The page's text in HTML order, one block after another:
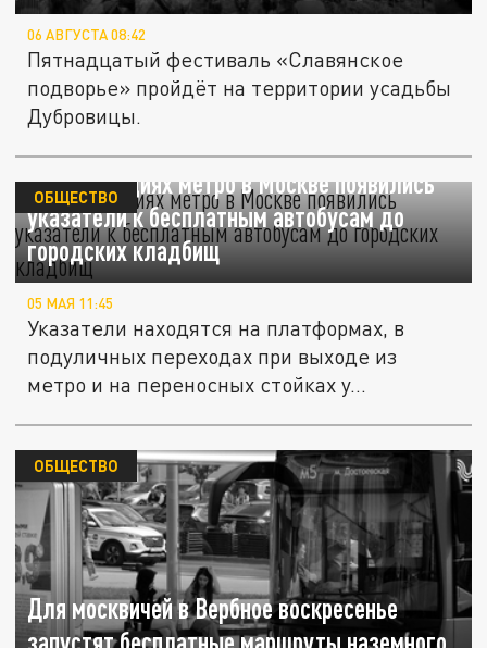
06 АВГУСТА 08:42
Пятнадцатый фестиваль «Славянское
подворье» пройдёт на территории усадьбы
Дубровицы.
На 17 станциях метро в Москве появились
указатели к бесплатным автобусам до
городских кладбищ
ОБЩЕСТВО
05 МАЯ 11:45
Указатели находятся на платформах, в
подуличных переходах при выходе из
метро и на переносных стойках у...
Для москвичей в Вербное воскресенье
ОБЩЕСТВО